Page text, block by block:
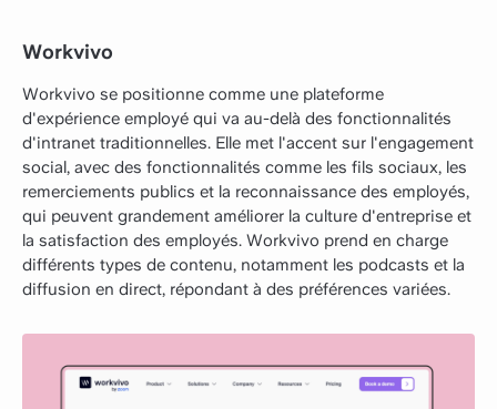
Workvivo
Workvivo se positionne comme une plateforme
d'expérience employé qui va au-delà des fonctionnalités
d'intranet traditionnelles. Elle met l'accent sur l'engagement
social, avec des fonctionnalités comme les fils sociaux, les
remerciements publics et la reconnaissance des employés,
qui peuvent grandement améliorer la culture d'entreprise et
la satisfaction des employés. Workvivo prend en charge
différents types de contenu, notamment les podcasts et la
diffusion en direct, répondant à des préférences variées.